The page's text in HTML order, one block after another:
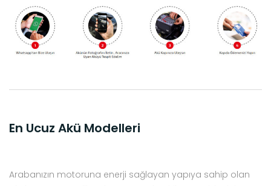
En Ucuz Akü Modelleri
Arabanızın motoruna enerji sağlayan yapıya sahip olan